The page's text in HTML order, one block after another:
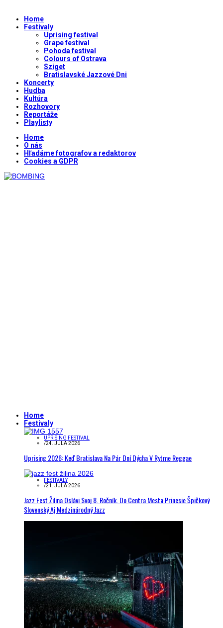
Home
Festivaly
Uprising festival
Grape festival
Pohoda festival
Colours of Ostrava
Sziget
Bratislavské Jazzové Dni
Koncerty
Hudba
Kultúra
Rozhovory
Reportáže
Playlisty
Home
O nás
Hľadáme fotografov a redaktorov
Cookies a GDPR
Home
Festivaly
UPRISING FESTIVAL
/24. JÚLA 2026
Uprising 2026: Keď Bratislava Na Pár Dní Dýcha V Rytme Reggae
FESTIVALY
/21. JÚLA 2026
Jazz Fest Žilina Oslávi Svoj 8. Ročník. Do Centra Mesta Prinesie Špičkový
Slovenský Aj Medzinárodný Jazz